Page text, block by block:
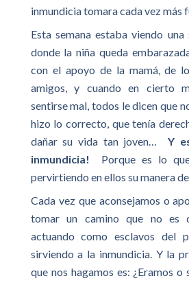
inmundicia tomara cada vez más
Esta semana estaba viendo
donde la niña queda
con el apoyo de la mamá, de
amigos, y cuando en cierto
sentirse mal, todos le dicen que
hizo lo correcto, que tenía
dañar su vida tan joven… Y
inmundicia! Porque es lo
pervirtiendo en ellos su manera de
Cada vez que aconsejamos o
tomar un camino que no es
actuando como esclavos del
sirviendo a la inmundicia. Y la
que nos hagamos es: ¿Eramos o